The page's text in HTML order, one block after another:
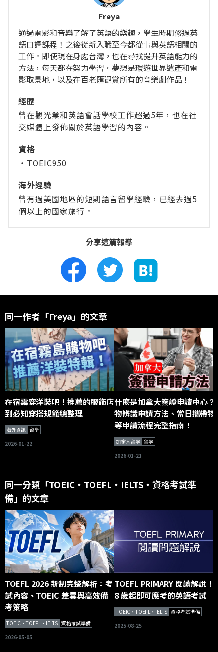
Freya
通過電影和音樂了解了英語的樂趣，學生時期修過英
語口譯課程！之後從新入職至今都從事與英語相關的
工作。即使現在身處台灣，也在尋找提升英語能力的
方法，每天都在努力學習。夢想是環遊世界遺產和電
影取景地，以及在百老匯觀賞所有的音樂劇作品！
經歴
曾在觀光業和英語會話學校工作超過5年，也在社
交媒體上發佈關於英語學習的內容。
資格
・TOEIC950
海外經驗
曾有過美國地區的短期語言留學經驗，已經去過5
個以上的國家旅行。
分享這篇報導
同一作者「Freya」的文章
在宿霧穿洋裝吧！推薦的服飾店
到必知穿搭規範總整理
海外資訊 留學
2026-01-22
什麼是加拿大簽證申請中心？
物辨識申請方法、當日攜帶物
等申請流程完整指南！
加拿大留學 留學
2026-01-21
同一分類「TOEIC・TOEFL・IELTS・資格考試準
備」的文章
TOEFL 2026 新制完整解析：考
試內容、TOEIC 差異與高效備
考策略
TOEIC・TOEFL・IELTS 資格考試準備
2026-05-05
TOEFL PRIMARY 閱讀解說！
8 歲起即可應考的英語考試
TOEIC・TOEFL・IELTS 資格考試準備
2025-08-25